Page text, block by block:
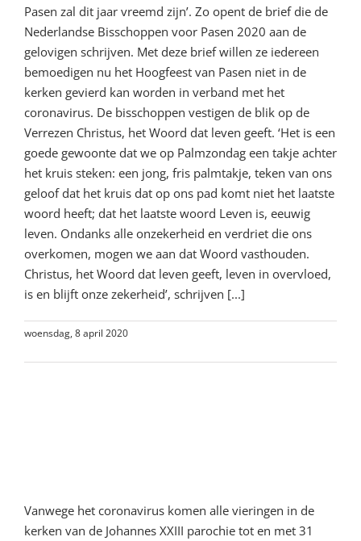
Pasen zal dit jaar vreemd zijn’. Zo opent de brief die de
Nederlandse Bisschoppen voor Pasen 2020 aan de
gelovigen schrijven. Met deze brief willen ze iedereen
bemoedigen nu het Hoogfeest van Pasen niet in de
kerken gevierd kan worden in verband met het
coronavirus. De bisschoppen vestigen de blik op de
Verrezen Christus, het Woord dat leven geeft. ‘Het is een
goede gewoonte dat we op Palmzondag een takje achter
het kruis steken: een jong, fris palmtakje, teken van ons
geloof dat het kruis dat op ons pad komt niet het laatste
woord heeft; dat het laatste woord Leven is, eeuwig
leven. Ondanks alle onzekerheid en verdriet die ons
overkomen, mogen we aan dat Woord vasthouden.
Christus, het Woord dat leven geeft, leven in overvloed,
is en blijft onze zekerheid’, schrijven [...]
woensdag, 8 april 2020
Vanwege het coronavirus komen alle vieringen in de
kerken van de Johannes XXIII parochie tot en met 31